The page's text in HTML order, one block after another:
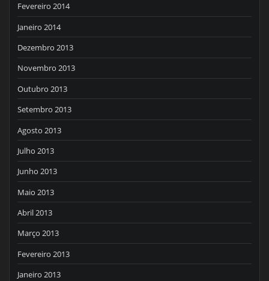
Fevereiro 2014
Janeiro 2014
Dezembro 2013
Novembro 2013
Outubro 2013
Setembro 2013
Agosto 2013
Julho 2013
Junho 2013
Maio 2013
Abril 2013
Março 2013
Fevereiro 2013
Janeiro 2013